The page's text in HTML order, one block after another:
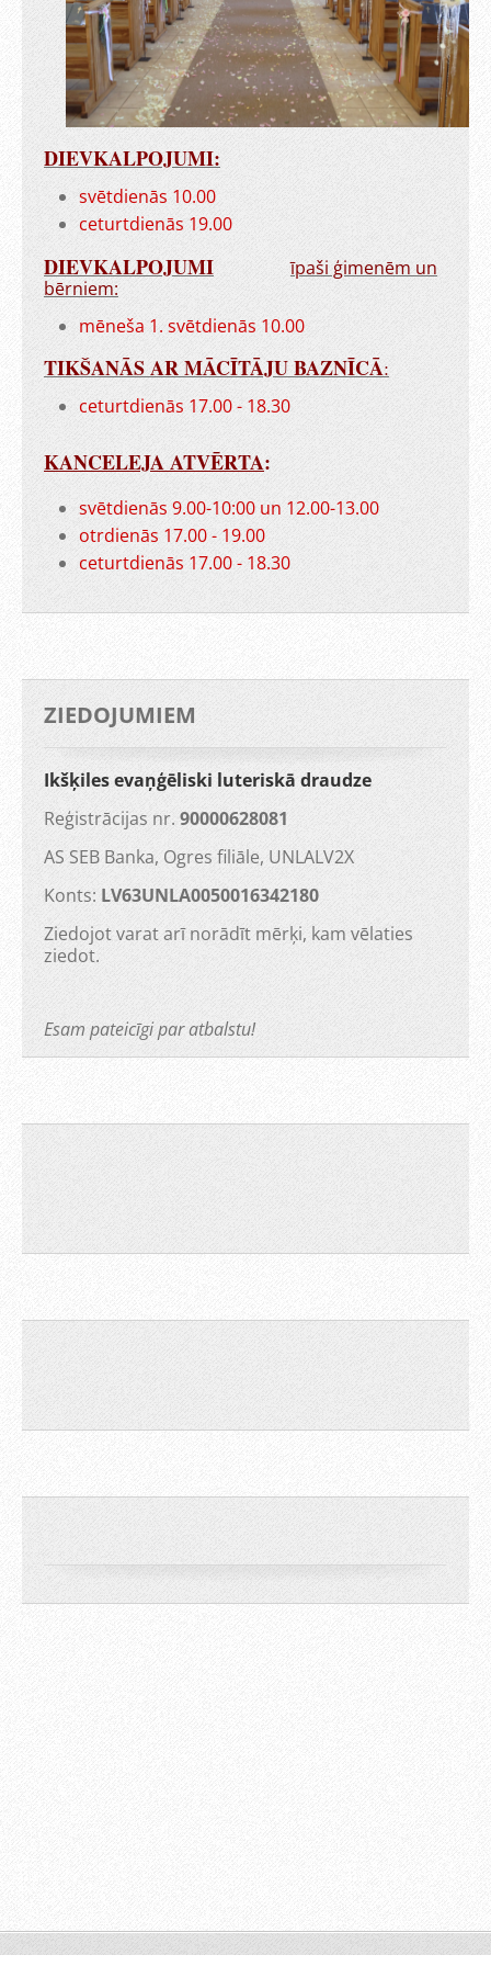
DIEVKALPOJUMI:
svētdienās 10.00
ceturtdienās 19.00
DIEVKALPOJUMI
īpaši ģimenēm un
bērniem:
mēneša 1. svētdienās 10.00
TIKŠANĀS AR MĀCĪTĀJU BAZNĪCĀ:
ceturtdienās 17.00 - 18.30
KANCELEJA ATVĒRTA:
svētdienās 9.00-10:00 un 12.00-13.00
otrdienās 17.00 - 19.00
ceturtdienās 17.00 - 18.30
ZIEDOJUMIEM
Ikšķiles evaņģēliski luteriskā draudze
Reģistrācijas nr. 90000628081
AS SEB Banka, Ogres filiāle, UNLALV2X
Konts: LV63UNLA0050016342180
Ziedojot varat arī norādīt mērķi, kam vēlaties
ziedot.
Esam pateicīgi par atbalstu!